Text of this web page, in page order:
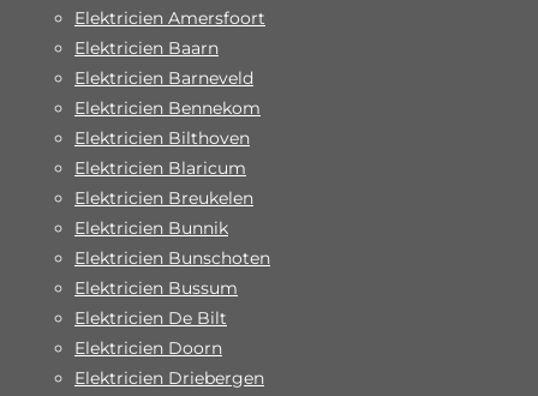
Elektricien Amersfoort
Elektricien Baarn
Elektricien Barneveld
Elektricien Bennekom
Elektricien Bilthoven
Elektricien Blaricum
Elektricien Breukelen
Elektricien Bunnik
Elektricien Bunschoten
Elektricien Bussum
Elektricien De Bilt
Elektricien Doorn
Elektricien Driebergen